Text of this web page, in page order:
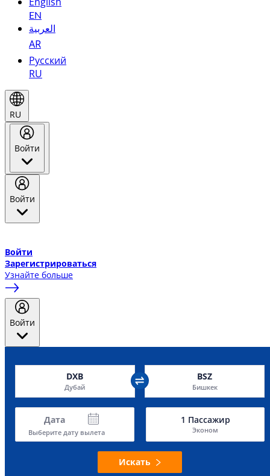
EN
العربية
AR
Русский
RU
RU
Войти
Войти
Войти
Зарегистрироваться
Узнайте больше
Войти
DXB
Дубай
BSZ
Бишкек
Дата
Выберите дату вылета
1 Пассажир
Эконом
Искать